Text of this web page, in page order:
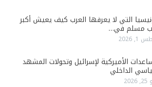
التي لا يعرفها العرب كيف يعيش أكبر
مسلم في…
2026
الأميركية لإسرائيل وتحولات المشهد
الداخلي